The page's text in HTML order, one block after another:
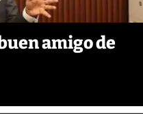
amigo de